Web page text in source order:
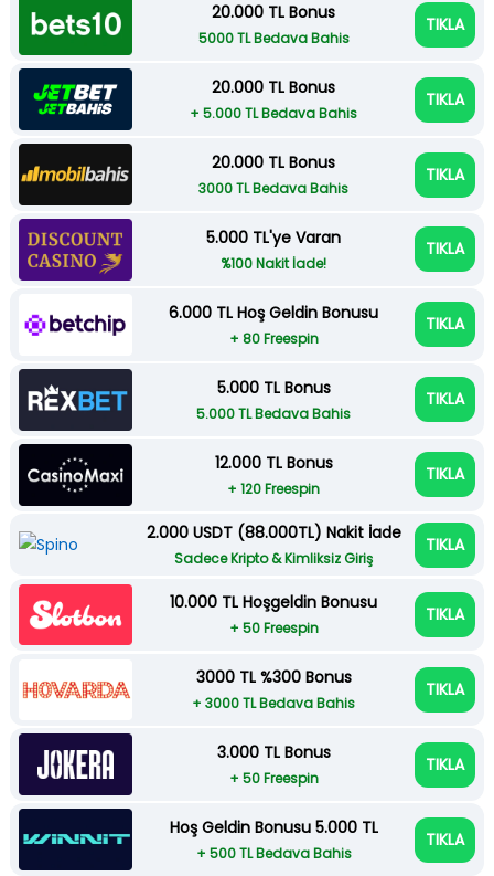
20.000 TL Bonus
5000 TL Bedava Bahis
TIKLA
20.000 TL Bonus
+ 5.000 TL Bedava Bahis
TIKLA
20.000 TL Bonus
3000 TL Bedava Bahis
TIKLA
5.000 TL'ye Varan
%100 Nakit İade!
TIKLA
6.000 TL Hoş Geldin Bonusu
+ 80 Freespin
TIKLA
5.000 TL Bonus
5.000 TL Bedava Bahis
TIKLA
12.000 TL Bonus
+ 120 Freespin
TIKLA
2.000 USDT (88.000TL) Nakit İade
Sadece Kripto & Kimliksiz Giriş
TIKLA
10.000 TL Hoşgeldin Bonusu
+ 50 Freespin
TIKLA
3000 TL %300 Bonus
+ 3000 TL Bedava Bahis
TIKLA
3.000 TL Bonus
+ 50 Freespin
TIKLA
Hoş Geldin Bonusu 5.000 TL
+ 500 TL Bedava Bahis
TIKLA